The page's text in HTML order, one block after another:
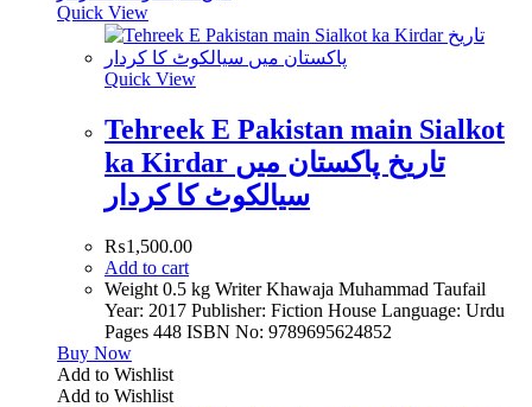
Quick View
Quick View
Tehreek E Pakistan main Sialkot
ka Kirdar تاریخ پاکستان میں
سیالکوٹ کا کردار
₨1,500.00
Add to cart
Weight 0.5 kg Writer Khawaja Muhammad Taufail
Year: 2017 Publisher: Fiction House Language: Urdu
Pages 448 ISBN No: 9789695624852
Buy Now
Add to Wishlist
Add to Wishlist